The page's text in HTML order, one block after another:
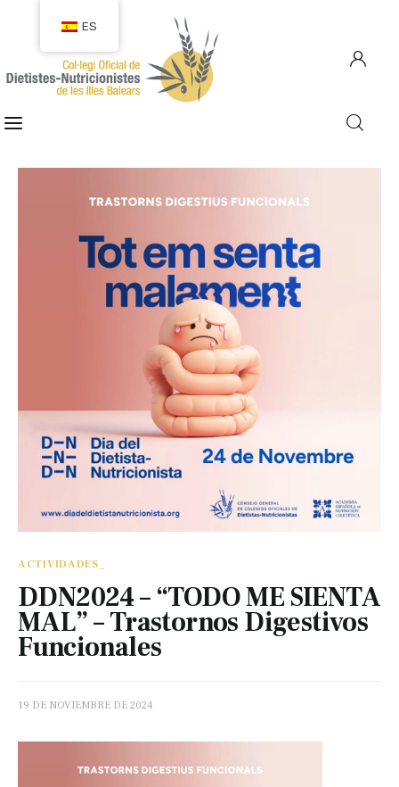
CIUDADANÍA
RECURSOS
TRANSPARENCIA
ACTIVIDADES_
DDN2024 – “TODO ME SIENTA
MAL” – Trastornos Digestivos
Funcionales
19 DE NOVIEMBRE DE 2024
ES